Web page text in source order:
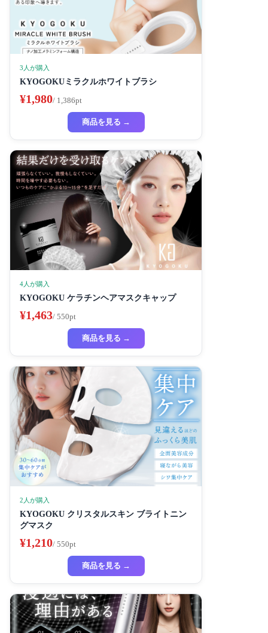
3人が購入
KYOGOKUミラクルホワイトブラシ
¥1,980/ 1,386pt
商品を見る →
4人が購入
KYOGOKU ケラチンヘアマスクキャップ
¥1,463/ 550pt
商品を見る →
2人が購入
KYOGOKU クリスタルスキン ブライトニン
グマスク
¥1,210/ 550pt
商品を見る →